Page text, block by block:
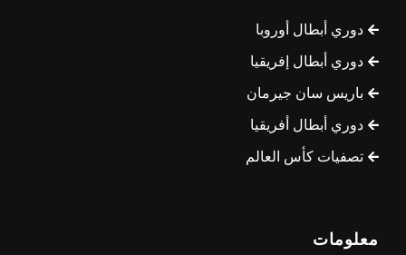
دوري أبطال أوروبا
دوري أبطال إفريقيا
باريس سان جيرمان
دوري أبطال أفريقيا
تصفيات كأس العالم
معلومات